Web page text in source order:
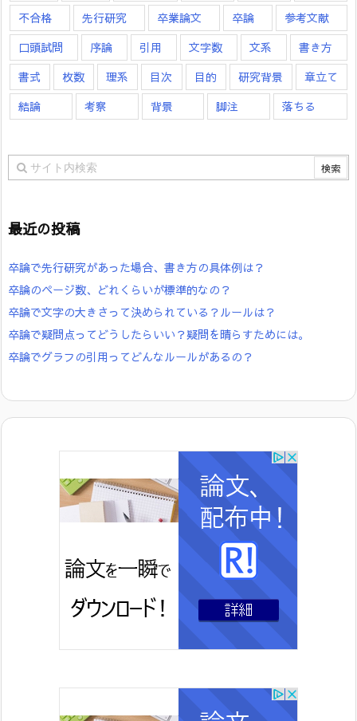
不合格
先行研究 卒業論文 卒論
参考文献
口頭試問
序論 引用 文字数 文系
書き方
書式
枚数 理系 目次 目的 研究背景
章立て
結論
考察 背景 脚注 落ちる
最近の投稿
卒論で先行研究があった場合、書き方の具体例は？
卒論のページ数、どれくらいが標準的なの？
卒論で文字の大きさって決められている？ルールは？
卒論で疑問点ってどうしたらいい？疑問を晴らすためには。
卒論でグラフの引用ってどんなルールがあるの？